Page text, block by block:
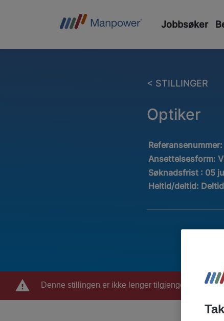
Jobbsøker
< STILLINGER
Optiker
Referansenummer:
Ansettelsesform:
Søknadsfrist : 05
Heltid/deltid: Deltid
Denne stillingen er ikke lenger tilgjengelig